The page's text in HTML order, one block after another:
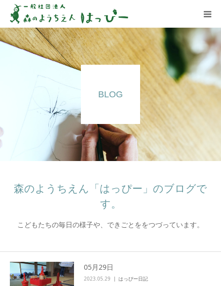
BLOG
森のようちえん「はっぴー」のブログで
す。
こどもたちの毎日の様子や、できごとををつづっています。
05月29日
2023.05.29 はっぴー日記
はっぴーについて
はっぴーの保育
お知らせ
ブログ
アクセス